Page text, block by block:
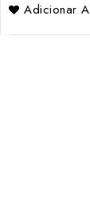
Adicionar